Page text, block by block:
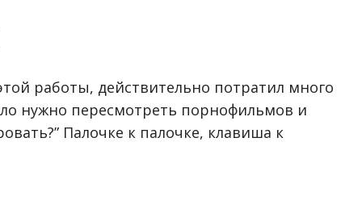
работы, действительно потратил много
нужно пересмотреть порнофильмов и
Палочке к палочке, клавиша к